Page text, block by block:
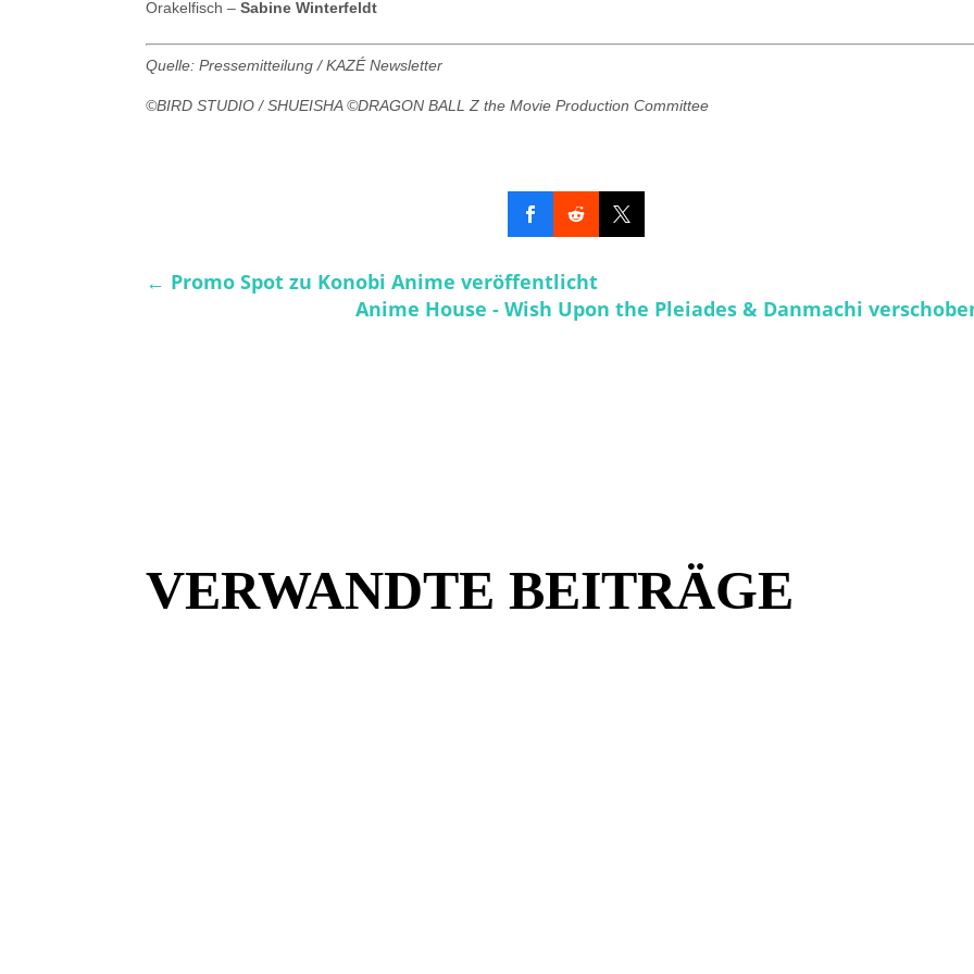
Orakelfisch – Sabine Winterfeldt
Quelle: Pressemitteilung / KAZÉ Newsletter
©BIRD STUDIO / SHUEISHA ©DRAGON BALL Z the Movie Production Committee
← Promo Spot zu Konobi Anime veröffentlicht
Anime House - Wish Upon the Pleiades & Danmachi
VERWANDTE BEITRÄGE